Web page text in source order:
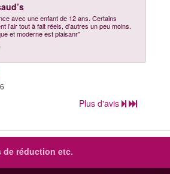
avec une enfant de 12 ans. Certains
l’air tout à fait réels, d’autres un peu moins.
et moderne est plaisanr"
Plus d'avis
de réduction etc.